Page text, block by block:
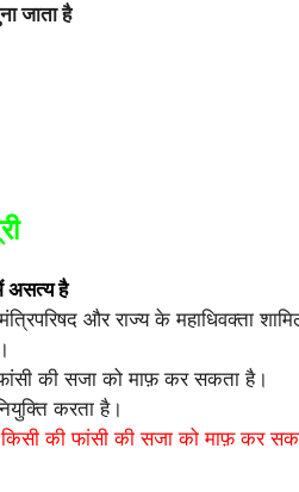
जाता है
असत्य है
और राज्य के महाधिवक्ता
फांसी की सजा को माफ़ कर सकता है।
करता है।
की फांसी की सजा को माफ़ कर